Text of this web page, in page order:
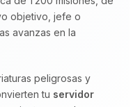
objetivo, jefe o
avanzas en la
peligrosas y
tu servidor